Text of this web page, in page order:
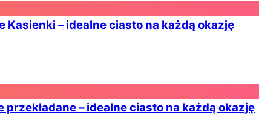
Kasienki – idealne ciasto na każdą okazję
– idealne ciasto na każdą okazję